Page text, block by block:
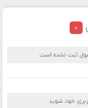
0
ثبت نشده است
خود شوید